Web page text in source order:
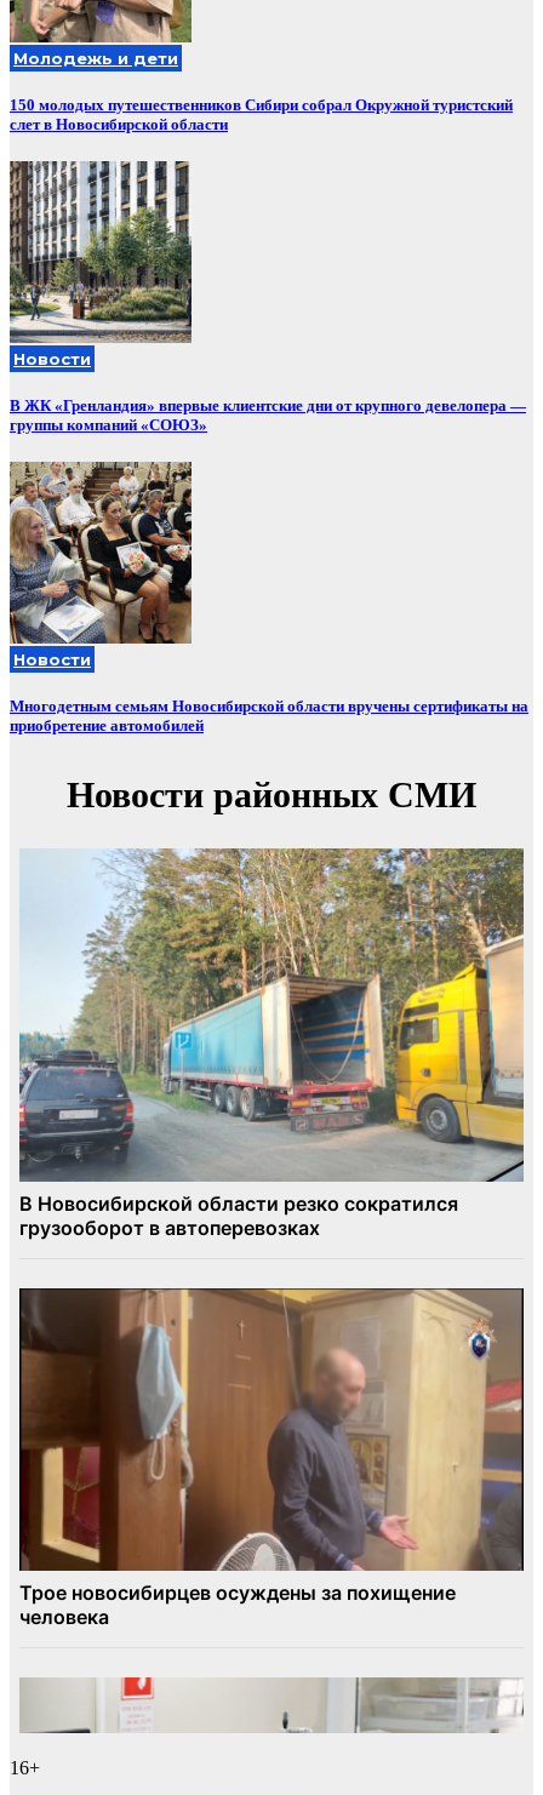
Молодежь и дети
150 молодых путешественников Сибири собрал Окружной туристский
слет в Новосибирской области
Новости
В ЖК «Гренландия» впервые клиентские дни от крупного девелопера —
группы компаний «СОЮЗ»
Новости
Многодетным семьям Новосибирской области вручены сертификаты на
приобретение автомобилей
16+